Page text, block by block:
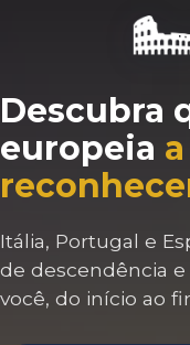
Descubra
europeia
Itália, Portugal e
de descendência
você, do início ao